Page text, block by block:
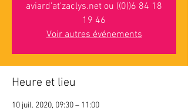
aviard'at'zaclys.net ou ((0))6 84 18
19 46
Voir autres événements
Heure et lieu
10 juil. 2020, 09:30 – 11:00